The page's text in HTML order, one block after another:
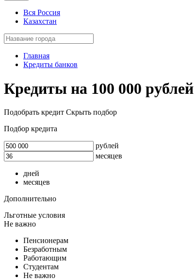
Вся Россия
Казахстан
Главная
Кредиты банков
Кредиты на 100 000 рублей
Подобрать кредит Скрыть подбор
Подбор кредита
рублей
месяцев
дней
месяцев
Дополнительно
Льготные условия
Не важно
Пенсионерам
Безработным
Работающим
Студентам
Не важно